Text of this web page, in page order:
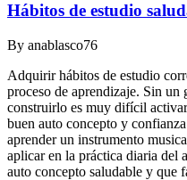
Hábitos de estudio
By anablasco76
Adquirir hábitos de estudio
proceso de aprendizaje. Sin un
construirlo es muy difícil
buen auto concepto y
aprender un instrumento
aplicar en la práctica diaria del
auto concepto saludable y que